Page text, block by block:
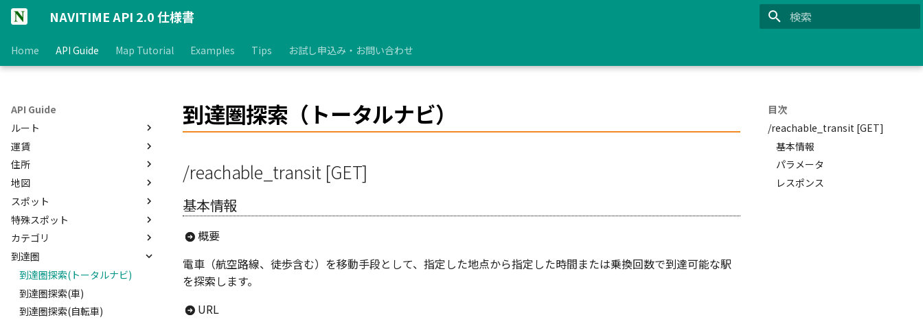
NAVITIME API 2.0 仕様書
Home API Guide Map Tutorial Examples Tips お試し申込み・お問い合わせ
API Guide
ルート
【ルート検索API】
ルート検索(トータルナビ)
ルート前後検索
ルート検索(車)
ルート検索(自転車)
ルート検索(徒歩)
ルート検索(バイク)
ルート検索(EV)
ルート形状取得(トータルナビ)
ルート前後形状取得
運賃
運賃区分取得
運賃比較
定期券払い戻し計算
住所
住所検索
住所オートコンプリート
郵便番号検索
事業所別郵便番号検索
逆ジオコーディング
住所コード検索
住所内判定
地図
【地図表示API】
タイル地図スクリプト取得(v2)
タイル地図スクリプト取得(v1)
静的地図画像取得
スポット
スポット検索
スポットオートコンプリート
スポットコード検索
スポットカテゴリ検索
道沿いスポット検索
道沿いスポットカテゴリ検索
特殊スポット
駐車場検索
ガソリンスタンド検索
電気自動車充電スタンド検索
カテゴリ
カテゴリマスタ情報全取得
カテゴリオートコンプリート
到達圏
到達圏探索(トータルナビ)
到達圏探索(車)
到達圏探索(自転車)
目次
/reachable_transit [GET]
基本情報
パラメータ
レスポンス
到達圏探索（トータルナビ）
/reachable_transit [GET]
基本情報
概要
電車（航空路線、徒歩含む）を移動手段として、指定した地点から指定した時間または乗換回数で到達可能な駅
を探索します。
URL